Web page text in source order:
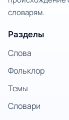
словарям.
Разделы
Слова
Фольклор
Темы
Словари